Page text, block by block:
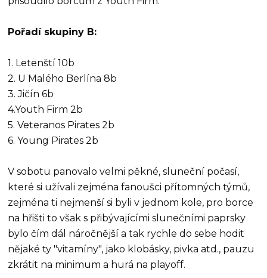
Pořadí skupiny B:
1. Letenští 10b
2. U Malého Berlína 8b
3. Jičín 6b
4.Youth Firm 2b
5. Veteranos Pirates 2b
6. Young Pirates 2b
V sobotu panovalo velmi pěkné, sluneční počasí,
které si užívali zejména fanoušci přítomných týmů,
zejména ti nejmenší si byli v jednom kole, pro borce
na hřišti to však s přibývajícími slunečními paprsky
bylo čím dál náročnější a tak rychle do sebe hodit
nějaké ty "vitamíny", jako klobásky, pivka atd., pauzu
zkrátit na minimum a hurá na playoff.